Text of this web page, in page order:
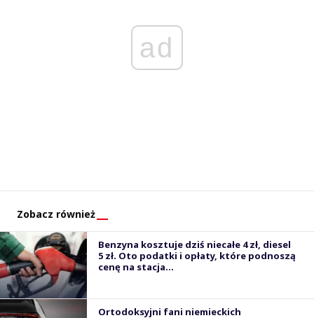
ad
Zobacz również
Benzyna kosztuje dziś niecałe 4 zł, diesel
5 zł. Oto podatki i opłaty, które podnoszą
cenę na stacja...
Ortodoksyjni fani niemieckich